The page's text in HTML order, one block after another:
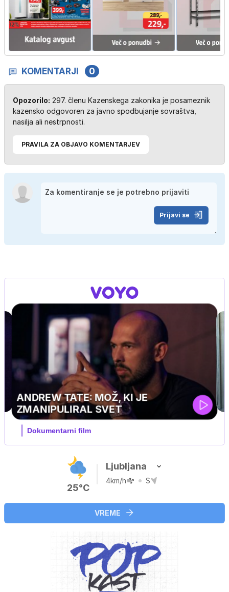
KOMENTARJI 0
Opozorilo: 297. členu Kazenskega zakonika je posameznik
kazensko odgovoren za javno spodbujanje sovraštva,
nasilja ali nestrpnosti.
PRAVILA ZA OBJAVO KOMENTARJEV
Prijavi se
PRIJATELJ PINGVIN
meseca / družinski, pustolovski
25°C
Ljubljana
4km/h S
VREME